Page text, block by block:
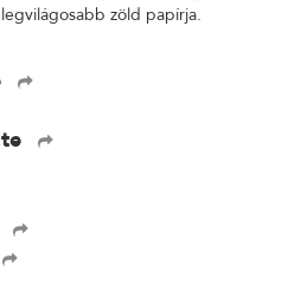
zöld papírja.